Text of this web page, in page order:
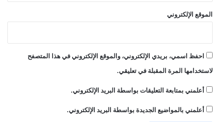
الموقع الإلكتروني
احفظ اسمي، بريدي الإلكتروني، والموقع الإلكتروني في هذا المتصفح
لاستخدامها المرة المقبلة في تعليقي.
أعلمني بمتابعة التعليقات بواسطة البريد الإلكتروني.
أعلمني بالمواضيع الجديدة بواسطة البريد الإلكتروني.